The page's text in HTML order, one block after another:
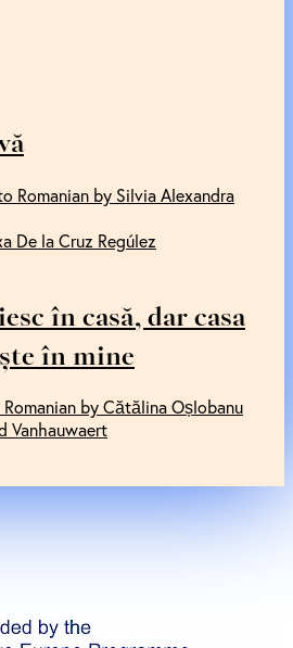
Romanian by Silvia Alexandra
De la Cruz Regúlez
în casă, dar casa
în mine
by Cătălina Oșlobanu
Vanhauwaert